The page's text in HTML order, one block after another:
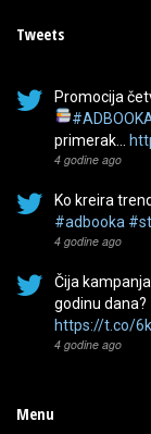
Tweets
Promocija
primerak…
4 godine ago
Ko kreira
#adbooka
4 godine ago
Čija
godinu dana?
https://t.co/
4 godine ago
Menu